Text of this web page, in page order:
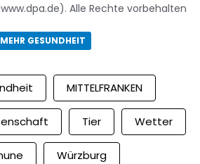
Alle Rechte vorbehalten
MEHR GESUNDHEIT
MITTELFRANKEN
Tier Wetter
Würzburg